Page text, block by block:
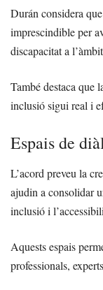
Durán considera
imprescindible per
discapacitat a
També destaca que
inclusió sigui real i
Espais de
L’acord preveu la
ajudin a consolidar
inclusió i
Aquests espais
professionals,